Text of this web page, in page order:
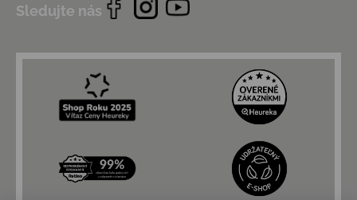
Sledujte nás